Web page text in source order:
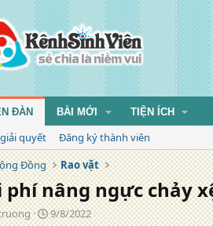
ĐÀN BÀI MỚI TIỆN ÍCH
quyết
Đăng ký thành viên
Đồng
Rao vặt
phí nâng ngực chảy
N
9/8/2022